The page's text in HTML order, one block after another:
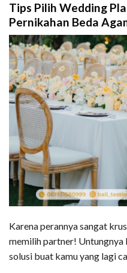
Tips Pilih Wedding
Pernikahan Beda
Karena perannya sangat
memilih partner!
solusi buat kamu yang lagi